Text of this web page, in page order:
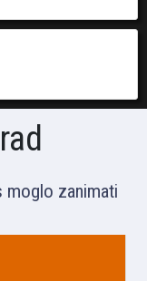
moglo zanimati